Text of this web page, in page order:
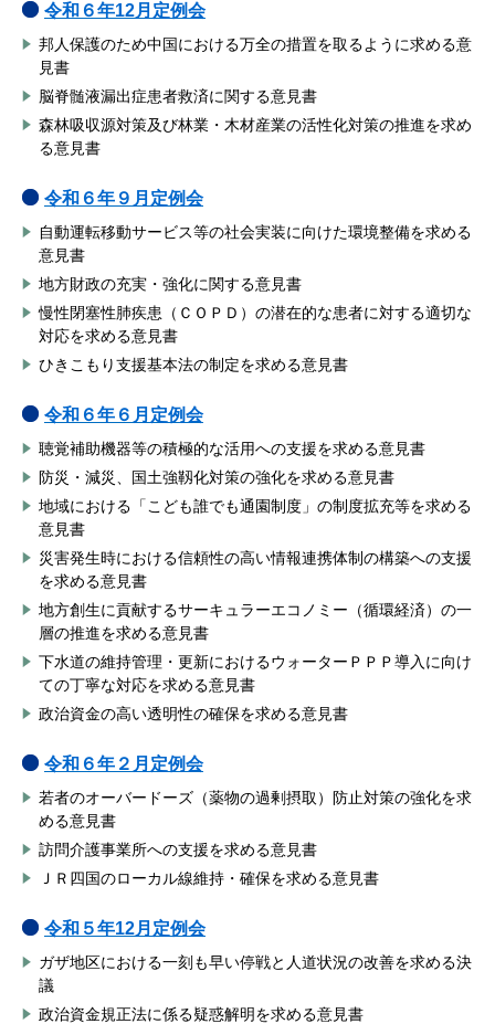
令和６年12月定例会
邦人保護のため中国における万全の措置を取るように求める意
見書
脳脊髄液漏出症患者救済に関する意見書
森林吸収源対策及び林業・木材産業の活性化対策の推進を求め
る意見書
令和６年９ 月定例会
自動運転移動サービス等の社会実装に向けた環境整備を求める
意見書
地方財政の充実・強化に関する意見書
慢性閉塞性肺疾患（ＣＯＰＤ）の潜在的な患者に対する適切な
対応を求める意見書
ひきこもり支援基本法の制定を求める意見書
令和６年６ 月定例会
聴覚補助機器等の積極的な活用への支援を求める意見書
防災・減災、国土強靱化対策の強化を求める意見書
地域における「こども誰でも通園制度」の制度拡充等を求める
意見書
災害発生時における信頼性の高い情報連携体制の構築への支援
を求める意見書
地方創生に貢献するサーキュラーエコノミー（循環経済）の一
層の推進を求める意見書
下水道の維持管理・更新におけるウォーターＰＰＰ導入に向け
ての丁寧な対応を求める意見書
政治資金の高い透明性の確保を求める意見書
令和６年２ 月定例会
若者のオーバードーズ（薬物の過剰摂取）防止対策の強化を求
める意見書
訪問介護事業所への支援を求める意見書
ＪＲ四国のローカル線維持・確保を求める意見書
令和５年12月定例会
ガザ地区における一刻も早い停戦と人道状況の改善を求める決
議
政治資金規正法に係る疑惑解明を求める意見書